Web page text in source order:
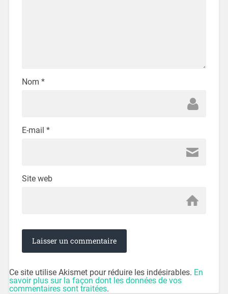
Nom *
E-mail *
Site web
Ce site utilise Akismet pour réduire les indésirables. En
savoir plus sur la façon dont les données de vos
commentaires sont traitées.